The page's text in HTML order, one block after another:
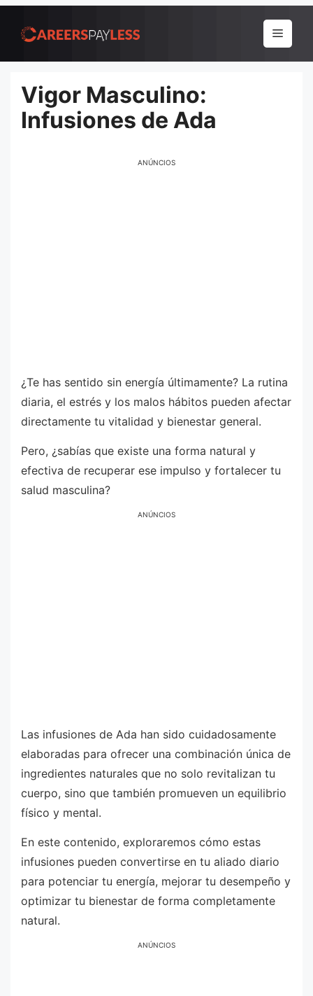
para
conteúdo
Menu
Vigor Masculino:
Infusiones de Ada
ANÚNCIOS
¿Te has sentido sin energía últimamente? La rutina
diaria, el estrés y los malos hábitos pueden afectar
directamente tu vitalidad y bienestar general.
Pero, ¿sabías que existe una forma natural y
efectiva de recuperar ese impulso y fortalecer tu
salud masculina?
ANÚNCIOS
Las infusiones de Ada han sido cuidadosamente
elaboradas para ofrecer una combinación única de
ingredientes naturales que no solo revitalizan tu
cuerpo, sino que también promueven un equilibrio
físico y mental.
En este contenido, exploraremos cómo estas
infusiones pueden convertirse en tu aliado diario
para potenciar tu energía, mejorar tu desempeño y
optimizar tu bienestar de forma completamente
natural.
ANÚNCIOS